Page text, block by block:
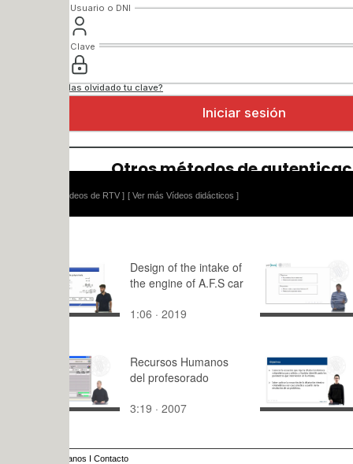
[ Ver más Vídeos didácticos ]
Design of the intake of
the engine of A.F.S car
1:06 · 2019
root and
rational
7:36 · 2023
Recursos Humanos
del profesorado
3:19 · 2007
Aplicación
ecuación
dilatación
8:23 · 2007